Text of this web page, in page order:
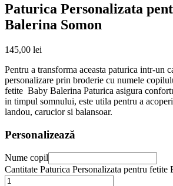
Paturica Personalizata
Balerina Somon
145,00 lei
Pentru a transforma aceasta paturica intr-un
personalizare prin broderie cu numele
fetite Baby Balerina Paturica asigura
in timpul somnului, este utila pentru a
landou, carucior si balansoar.
Personalizează
Nume copil
Cantitate Paturica Personalizata pentru fetite